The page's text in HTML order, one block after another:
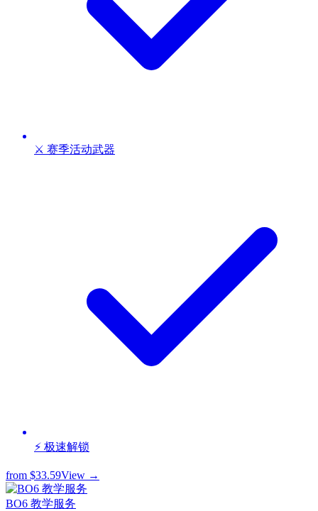
⚔️ 赛季活动武器
⚡ 极速解锁
from $33.59View →
BO6 教学服务